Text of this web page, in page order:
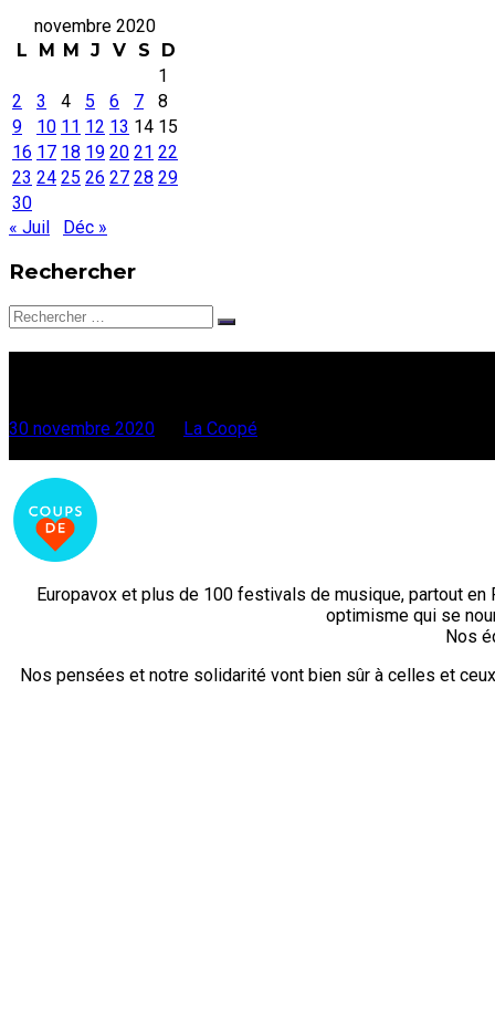
novembre 2020
L
M M J V S
D
1
2
3 4 5 6 7
8
9
10 11 12 13 14 15
16 17 18 19 20 21 22
23 24 25 26 27 28 29
30
« Juil
Déc »
Rechercher
Rechercher:
30 novembre 2020
La Coopé
Europavox et plus de 100 festivals de musique, partout
optimisme qui se
Nos
Nos pensées et notre solidarité vont bien sûr à celles et